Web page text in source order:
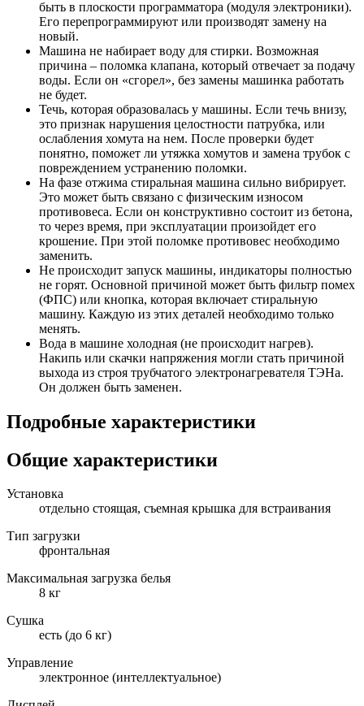
быть в плоскости программатора (модуля электроники).
Его перепрограммируют или производят замену на
новый.
Машина не набирает воду для стирки. Возможная
причина – поломка клапана, который отвечает за подачу
воды. Если он «сгорел», без замены машинка работать
не будет.
Течь, которая образовалась у машины. Если течь внизу,
это признак нарушения целостности патрубка, или
ослабления хомута на нем. После проверки будет
понятно, поможет ли утяжка хомутов и замена трубок с
повреждением устранению поломки.
На фазе отжима стиральная машина сильно вибрирует.
Это может быть связано с физическим износом
противовеса. Если он конструктивно состоит из бетона,
то через время, при эксплуатации произойдет его
крошение. При этой поломке противовес необходимо
заменить.
Не происходит запуск машины, индикаторы полностью
не горят. Основной причиной может быть фильтр помех
(ФПС) или кнопка, которая включает стиральную
машину. Каждую из этих деталей необходимо только
менять.
Вода в машине холодная (не происходит нагрев).
Накипь или скачки напряжения могли стать причиной
выхода из строя трубчатого электронагревателя ТЭНа.
Он должен быть заменен.
Подробные характеристики
Общие характеристики
Установка
отдельно стоящая, съемная крышка для встраивания
Тип загрузки
фронтальная
Максимальная загрузка белья
8 кг
Сушка
есть (до 6 кг)
Управление
электронное (интеллектуальное)